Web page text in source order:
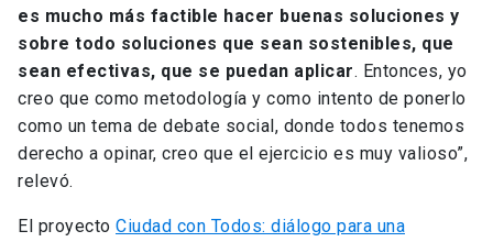
es mucho más factible hacer buenas soluciones y
sobre todo soluciones que sean sostenibles, que
sean efectivas, que se puedan aplicar. Entonces, yo
creo que como metodología y como intento de ponerlo
como un tema de debate social, donde todos tenemos
derecho a opinar, creo que el ejercicio es muy valioso”,
relevó.
El proyecto Ciudad con Todos: diálogo para una